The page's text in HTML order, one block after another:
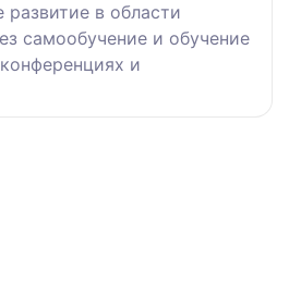
развитие в области
самообучение и обучение
и